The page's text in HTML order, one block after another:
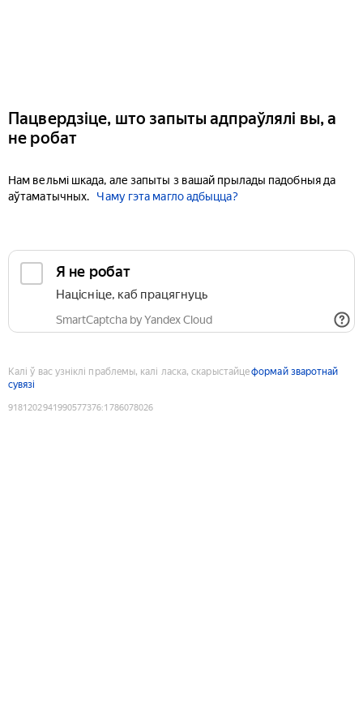
Пацвердзіце, што запыты адпраўлялі вы, а
не робат
Нам вельмі шкада, але запыты з вашай прылады падобныя да
аўтаматычных.
Чаму гэта магло адбыцца?
Я не робат
Націсніце, каб працягнуць
SmartCaptcha by Yandex Cloud
Калі ў вас узніклі праблемы, калі ласка, скарыстайцеформай зваротнай
сувязі
9181202941990577376:1786078026